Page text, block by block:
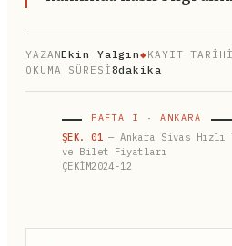
YAZANEkin Yalgın◆KAYIT TARİHİ
OKUMA SÜRESİ8dakika
PAFTA I · ANKARA
ŞEK. 01 — Ankara Sivas
ve Bilet Fiyatları
ÇEKİM2024-12